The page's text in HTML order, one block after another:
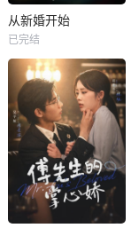
从新婚开始
已完结